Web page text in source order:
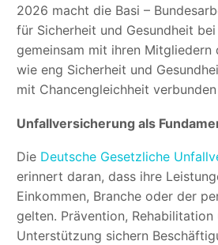
2026 macht die Basi –
für Sicherheit und Gesundheit
gemeinsam mit ihren Mitgliedern
wie eng Sicherheit und
mit Chancengleichheit
Unfallversicherung als
Die Deutsche Gesetzliche
erinnert daran, dass ihre
Einkommen, Branche oder der
gelten. Prävention,
Unterstützung sichern